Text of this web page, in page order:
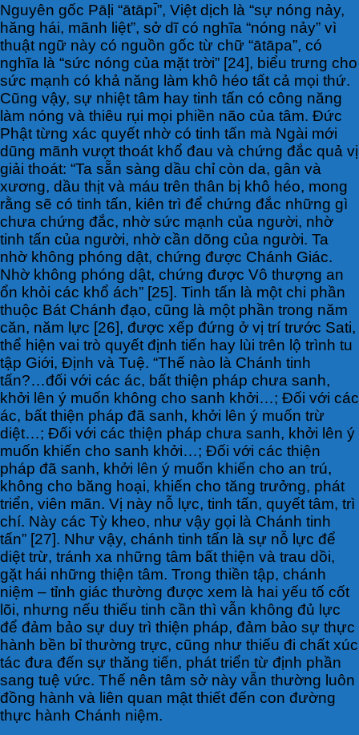
Nguyên gốc Pāḷi “ātāpı̄”, Việt dịch là “sự nóng nảy,
hăng hái, mãnh liệt”, sở dĩ có nghĩa “nóng nảy” vì
thuật ngữ này có nguồn gốc từ chữ “ātāpa”, có
nghĩa là “sức nóng của mặt trời” [24], biểu trưng cho
sức mạnh có khả năng làm khô héo tất cả mọi thứ.
Cũng vậy, sự nhiệt tâm hay tinh tấn có công năng
làm nóng và thiêu rụi mọi phiền não của tâm. Đức
Phật từng xác quyết nhờ có tinh tấn mà Ngài mới
dũng mãnh vượt thoát khổ đau và chứng đắc quả vị
giải thoát: “Ta sẵn sàng dầu chỉ còn da, gân và
xương, dầu thịt và máu trên thân bị khô héo, mong
rằng sẽ có tinh tấn, kiên trì để chứng đắc những gì
chưa chứng đắc, nhờ sức mạnh của người, nhờ
tinh tấn của người, nhờ cần dõng của người. Ta
nhờ không phóng dật, chứng được Chánh Giác.
Nhờ không phóng dật, chứng được Vô thượng an
ổn khỏi các khổ ách” [25]. Tinh tấn là một chi phần
thuộc Bát Chánh đạo, cũng là một phần trong năm
căn, năm lực [26], được xếp đứng ở vị trí trước Sati,
thể hiện vai trò quyết định tiến hay lùi trên lộ trình tu
tập Giới, Định và Tuệ. “Thế nào là Chánh tinh
tấn?…đối với các ác, bất thiện pháp chưa sanh,
khởi lên ý muốn không cho sanh khởi…; Đối với các
ác, bất thiện pháp đã sanh, khởi lên ý muốn trừ
diệt…; Đối với các thiện pháp chưa sanh, khởi lên ý
muốn khiến cho sanh khởi…; Đối với các thiện
pháp đã sanh, khởi lên ý muốn khiến cho an trú,
không cho băng hoại, khiến cho tăng trưởng, phát
triển, viên mãn. Vị này nỗ lực, tinh tấn, quyết tâm, trì
chí. Này các Tỳ kheo, như vậy gọi là Chánh tinh
tấn” [27]. Như vậy, chánh tinh tấn là sự nỗ lực để
diệt trừ, tránh xa những tâm bất thiện và trau dồi,
gặt hái những thiện tâm. Trong thiền tập, chánh
niệm – tỉnh giác thường được xem là hai yếu tố cốt
lõi, nhưng nếu thiếu tinh cần thì vẫn không đủ lực
để đảm bảo sự duy trì thiện pháp, đảm bảo sự thực
hành bền bỉ thường trực, cũng như thiếu đi chất xúc
tác đưa đến sự thăng tiến, phát triển từ định phần
sang tuệ vức. Thế nên tâm sở này vẫn thường luôn
đồng hành và liên quan mật thiết đến con đường
thực hành Chánh niệm.